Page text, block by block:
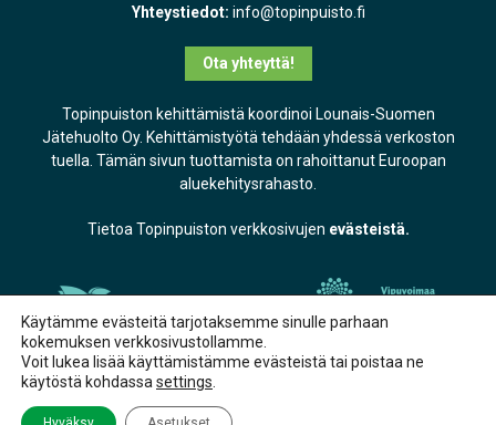
Yhteystiedot: info@topinpuisto.fi
Ota yhteyttä!
Topinpuiston kehittämistä koordinoi Lounais-Suomen
Jätehuolto Oy. Kehittämistyötä tehdään yhdessä verkoston
tuella. Tämän sivun tuottamista on rahoittanut Euroopan
aluekehitysrahasto.
Tietoa Topinpuiston verkkosivujen evästeistä.
Käytämme evästeitä tarjotaksemme sinulle parhaan
kokemuksen verkkosivustollamme.
Voit lukea lisää käyttämistämme evästeistä tai poistaa ne
käytöstä kohdassa settings